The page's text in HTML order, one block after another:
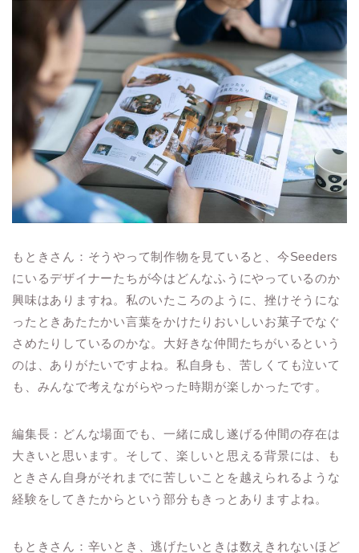
もときさん：そうやって制作物を見ていると、今Seeders
にいるデザイナーたちが今はどんなふうにやっているのか
興味はありますね。私のいたころのように、挫けそうにな
ったときあたたかい言葉をかけたりおいしいお菓子でなぐ
さめたりしているのかな。大好きな仲間たちがいるという
のは、ありがたいですよね。私自身も、苦しくても泣いて
も、みんなで考えながらやった時期が楽しかったです。
編集長：どんな場面でも、一緒に成し遂げる仲間の存在は
大きいと思います。そして、楽しいと思える背景には、も
ときさん自身がそれまでに苦しいことを越えられるような
経験をしてきたからという部分もきっとありますよね。
もときさん：辛いとき、逃げたいときは数えきれないほど